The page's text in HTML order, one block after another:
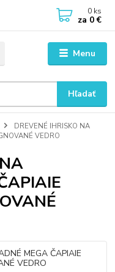
Menu
Hľadať
0 ks
za 0 €
DREVENÉ IHRISKO NA
VEDRO